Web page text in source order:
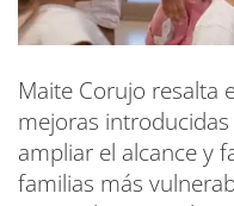
Maite Corujo resalta
mejoras
ampliar el alcance y
familias más